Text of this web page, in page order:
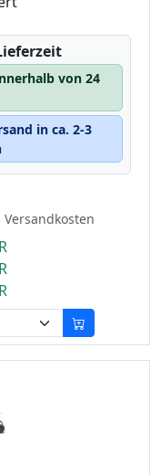
von 24
in ca. 2-3